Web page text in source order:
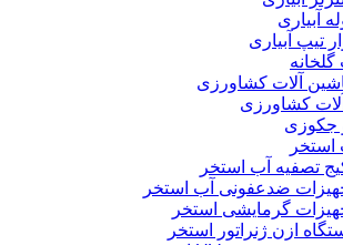
آبیاری
تیپ آبیاری
آلات کشاورزی
کشاورزی
جکوزی
استخر
تصفیه آب استخر
ضدعفونی آب استخر
گرمایشی استخر
ازن ژنراتور استخر